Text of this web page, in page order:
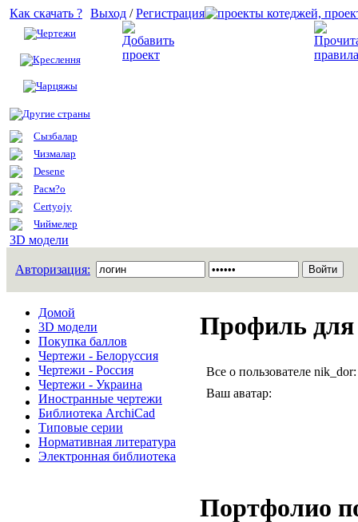
Как скачать ?
Чертежи
Креслення
Чарцяжы
Другие страны
Сызбалар
Чизмалар
Desene
Расм?о
Certyojy
Чиймелер
3D модели
Выход /Регистрация
Авторизация:
Домой
3D модели
Покупка баллов
Чертежи - Белоруссия
Чертежи - Россия
Чертежи - Украина
Иностранные чертежи
Библиотека ArchiCad
Типовые серии
Нормативная литература
Электронная библиотека
Профиль
Все о пользователе nik_dor:
Ваш аватар:
Портфолио